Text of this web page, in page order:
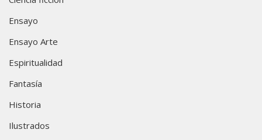
Ensayo
Ensayo Arte
Espiritualidad
Fantasía
Historia
Ilustrados